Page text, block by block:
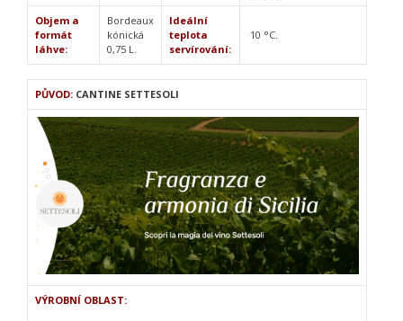
Objem a
formát
láhve:
Bordeaux
kónická
0,75 L.
Ideální
teplota
servírování:
10 °C.
PŮVOD: CANTINE SETTESOLI
VÝROBNÍ OBLAST: